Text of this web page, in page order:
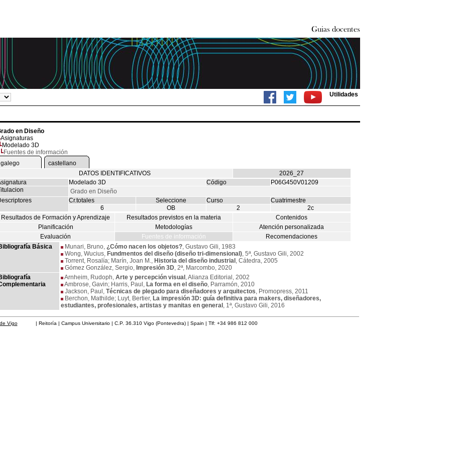
Utilidades
en Diseño
Asignaturas
Modelado 3D
Fuentes de información
galego
castellano
DATOS IDENTIFICATIVOS
2026_27
Modelado 3D Código
P06G450V01209
Grado en Diseño
Cr.totales Seleccione Curso
Cuatrimestre
6
OB 2
2c
Resultados de Formación y Aprendizaje
Resultados previstos en la materia
Contenidos
Planificación
Metodologías
Atención personalizada
Evaluación
Fuentes de información
Recomendaciones
Básica
Munari, Bruno, ¿Cómo nacen los objetos?, Gustavo Gili, 1983
Wong, Wucius, Fundmentos del diseño (diseño tri-dimensional), 5ª, Gustavo Gili, 2002
Torrent, Rosalía; Marín, Joan M., Historia del diseño industrial , Cátedra, 2005
Gómez González, Sergio, Impresión 3D, 2ª, Marcombo, 2020
Arnheim, Rudoph, Arte y percepción visual , Alianza Editorial, 2002
Ambrose, Gavin; Harris, Paul, La forma en el diseño, Parramón, 2010
Jackson, Paul, Técnicas de plegado para diseñadores y arquitectos, Promopress, 2011
Berchon, Mathilde; Luyt, Bertier, La impresión 3D: guía definitiva para makers, diseñadores,
estudiantes, profesionales, artistas y manitas en general , 1ª, Gustavo Gili, 2016
Vigo| Reitoría | Campus Universitario | C.P. 36.310 Vigo (Pontevedra) | Spain | Tlf: +34 986 812 000